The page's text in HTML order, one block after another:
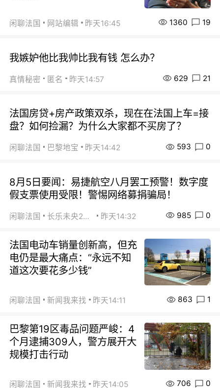
闲聊法国 网站编辑 昨天16:45 1360 19
我嫉妒他比我帅比我有钱 怎么办？
真情秘密 匿名 昨天14:57 629 21
法国房贷+房产政策双杀，现在在法国上车=接
盘？如何捡漏？为什么大家都不买房了？
闲聊法国 巴黎地宝 昨天14:42 593 0
8月5日要闻：易捷航空八月罢工预警！数字度
假支票使用受限！警惕网络募捐骗局！
闲聊法国 长乐未央2015 昨天14:32 985 0
法国电动车销量创新高，但充
电仍是最大痛点：“永远不知
道这次要花多少钱”
闲聊法国 新闻我来找 昨天14:11 863 1
巴黎第19区毒品问题严峻：4
个月逮捕309人，警方展开大
规模打击行动
闲聊法国 新闻我来找 昨天14:05 706 0